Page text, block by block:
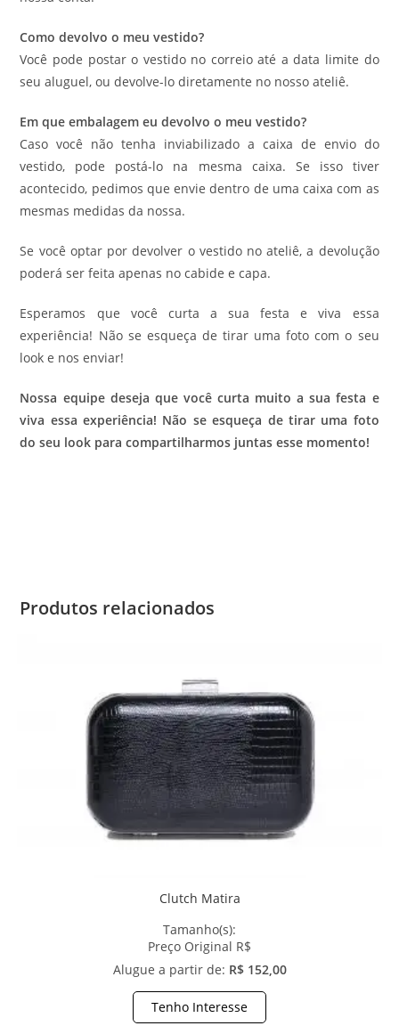
Como devolvo o meu vestido?
Você pode postar o vestido no correio até a data limite do
seu aluguel, ou devolve-lo diretamente no nosso ateliê.
Em que embalagem eu devolvo o meu vestido?
Caso você não tenha inviabilizado a caixa de envio do
vestido, pode postá-lo na mesma caixa. Se isso tiver
acontecido, pedimos que envie dentro de uma caixa com as
mesmas medidas da nossa.
Se você optar por devolver o vestido no ateliê, a devolução
poderá ser feita apenas no cabide e capa.
Esperamos que você curta a sua festa e viva essa
experiência! Não se esqueça de tirar uma foto com o seu
look e nos enviar!
Nossa equipe deseja que você curta muito a sua festa e
viva essa experiência! Não se esqueça de tirar uma foto
do seu look para compartilharmos juntas esse momento!
Produtos relacionados
Clutch Matira
Tamanho(s):
Preço Original R$
Alugue a partir de: R$ 152,00
Tenho Interesse